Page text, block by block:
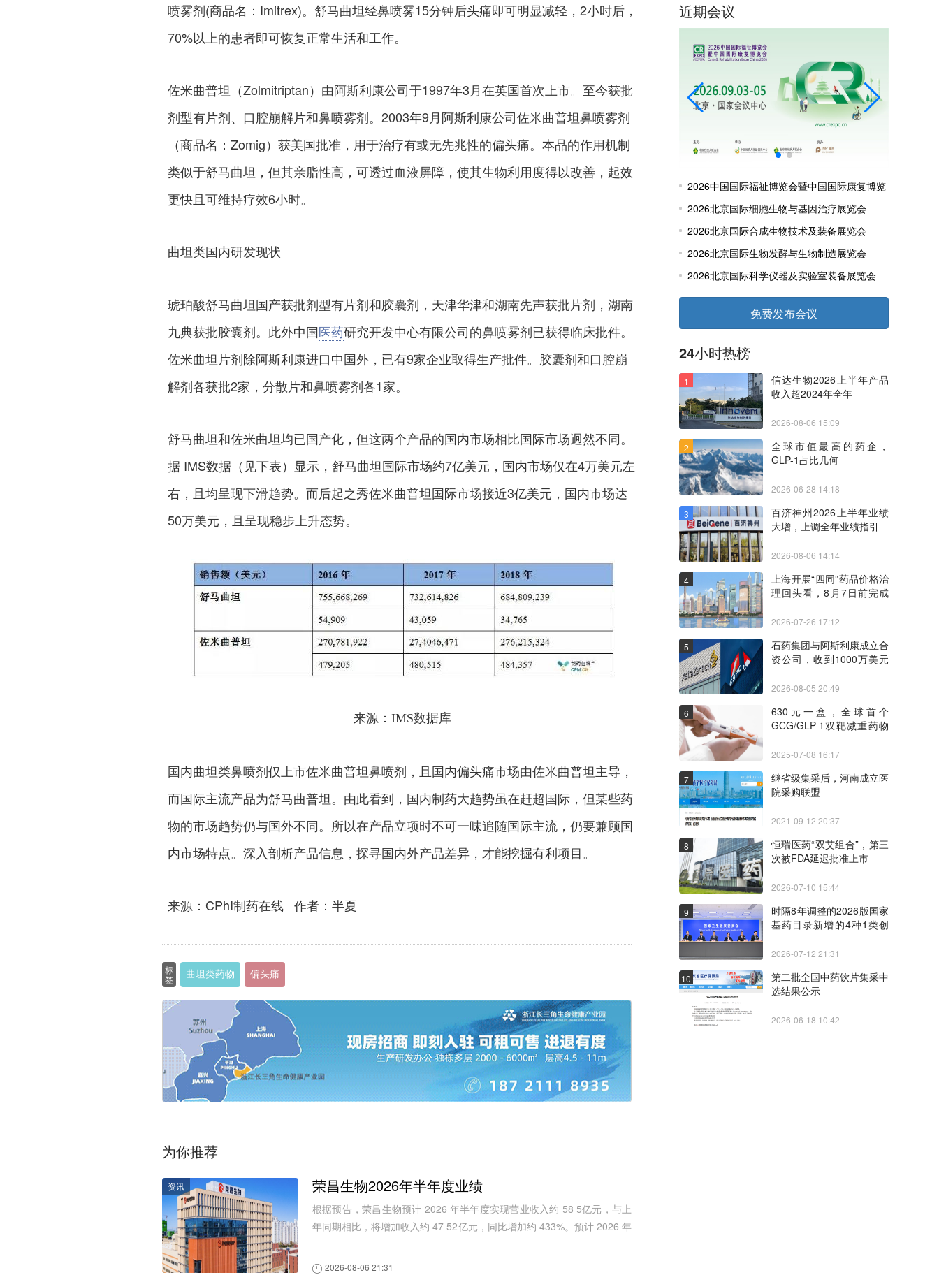
喷雾剂(商品名：Imitrex)。舒马曲坦经鼻喷雾15分钟后头痛即可明显减轻，2小时后，
70%以上的患者即可恢复正常生活和工作。
佐米曲普坦（Zolmitriptan）由阿斯利康公司于1997年3月在英国首次上市。至今获批
剂型有片剂、口腔崩解片和鼻喷雾剂。2003年9月阿斯利康公司佐米曲普坦鼻喷雾剂
（商品名：Zomig）获美国批准，用于治疗有或无先兆性的偏头痛。本品的作用机制
类似于舒马曲坦，但其亲脂性高，可透过血液屏障，使其生物利用度得以改善，起效
更快且可维持疗效6小时。
曲坦类国内研发现状
琥珀酸舒马曲坦国产获批剂型有片剂和胶囊剂，天津华津和湖南先声获批片剂，湖南
九典获批胶囊剂。此外中国医药研究开发中心有限公司的鼻喷雾剂已获得临床批件。
佐米曲坦片剂除阿斯利康进口中国外，已有9家企业取得生产批件。胶囊剂和口腔崩
解剂各获批2家，分散片和鼻喷雾剂各1家。
舒马曲坦和佐米曲坦均已国产化，但这两个产品的国内市场相比国际市场迥然不同。
据 IMS数据（见下表）显示，舒马曲坦国际市场约7亿美元，国内市场仅在4万美元左
右，且均呈现下滑趋势。而后起之秀佐米曲普坦国际市场接近3亿美元，国内市场达
50万美元，且呈现稳步上升态势。
来源：IMS数据库
国内曲坦类鼻喷剂仅上市佐米曲普坦鼻喷剂，且国内偏头痛市场由佐米曲普坦主导，
而国际主流产品为舒马曲普坦。由此看到，国内制药大趋势虽在赶超国际，但某些药
物的市场趋势仍与国外不同。所以在产品立项时不可一味追随国际主流，仍要兼顾国
内市场特点。深入剖析产品信息，探寻国内外产品差异，才能挖掘有利项目。
来源：CPhI制药在线 作者：半夏
标
签
曲坦类药物 偏头痛
为你推荐
资讯 荣昌生物2026年半年度业绩
根据预告，荣昌生物预计 2026 年半年度实现营业收入约 58 5亿元，与上
年同期相比，将增加收入约 47 52亿元，同比增加约 433%。预计 2026 年
2026-08-06 21:31
近期会议
2026中国国际福祉博览会暨中国国际康复博览
会
2026北京国际细胞生物与基因治疗展览会
2026北京国际合成生物技术及装备展览会
2026北京国际生物发酵与生物制造展览会
2026北京国际科学仪器及实验室装备展览会
免费发布会议
24小时热榜
1
信达生物2026上半年产品
收入超2024年全年
2026-08-06 15:09
2
全球市值最高的药企，
GLP-1占比几何
2026-06-28 14:18
3
百济神州2026上半年业绩
大增，上调全年业绩指引
2026-08-06 14:14
4
上海开展“四同”药品价格治
理回头看，8月7日前完成
2026-07-26 17:12
5
石药集团与阿斯利康成立合
资公司，收到1000万美元
2026-08-05 20:49
6
630元一盒，全球首个
GCG/GLP-1双靶减重药物
2025-07-08 16:17
7
继省级集采后，河南成立医
院采购联盟
2021-09-12 20:37
8
恒瑞医药“双艾组合”，第三
次被FDA延迟批准上市
2026-07-10 15:44
9
时隔8年调整的2026版国家
基药目录新增的4种1类创
2026-07-12 21:31
10
第二批全国中药饮片集采中
选结果公示
2026-06-18 10:42